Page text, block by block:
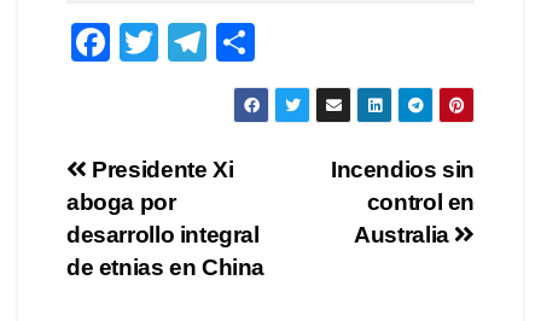
F
e
b
o
o
T
er
T
el
gr
m
o
m
tir
Navegación
de
entradas
Incendios sin
control en
Australia
Presidente Xi
aboga por
desarrollo integral
de etnias en China